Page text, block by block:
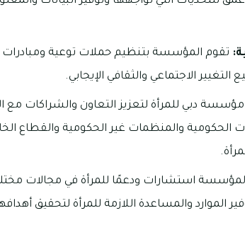
تقوم المؤسسة بتنظيم حملات توعية ومبادرات
الاجتماعي والثقافي الإيجابي.
دبي للمرأة لتعزيز التعاون والشراكات مع
الحكومية والمنظمات غير الحكومية والقطاع
استشارات ودعمًا للمرأة في مجالات
الموارد والمساعدة اللازمة للمرأة لتحقيق